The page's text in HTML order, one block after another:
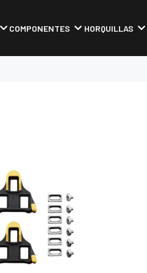
COMPONENTES HORQUILLAS